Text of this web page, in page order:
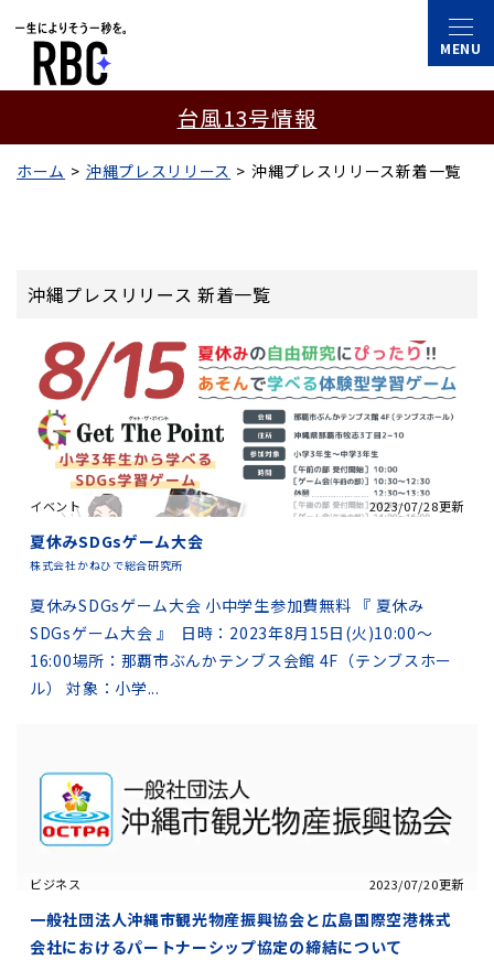
台風13号情報
ホーム 沖縄プレスリリース 沖縄プレスリリース新着一覧
沖縄プレスリリース 新着一覧
イベント 2023/07/28更新
夏休みSDGsゲーム大会
株式会社かねひで総合研究所
夏休みSDGsゲーム大会 小中学生参加費無料 『 夏休み
SDGsゲーム大会 』 日時：2023年8月15日(火)10:00～
16:00場所：那覇市ぶんかテンブス会館 4F（テンブスホー
ル） 対象：小学...
ビジネス 2023/07/20更新
一般社団法人沖縄市観光物産振興協会と広島国際空港株式
会社におけるパートナーシップ協定の締結について